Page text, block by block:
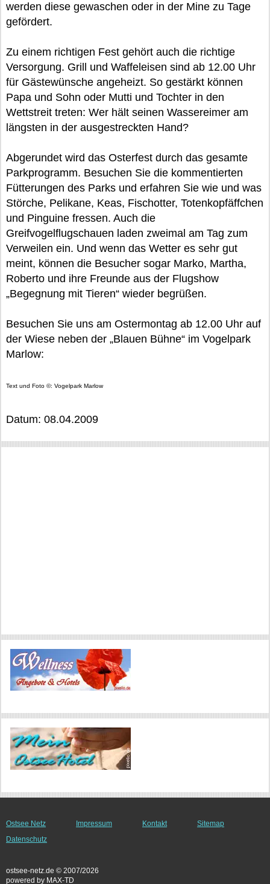
werden diese gewaschen oder in der Mine zu Tage
gefördert.
Zu einem richtigen Fest gehört auch die richtige
Versorgung. Grill und Waffeleisen sind ab 12.00 Uhr
für Gästewünsche angeheizt. So gestärkt können
Papa und Sohn oder Mutti und Tochter in den
Wettstreit treten: Wer hält seinen Wassereimer am
längsten in der ausgestreckten Hand?
Abgerundet wird das Osterfest durch das gesamte
Parkprogramm. Besuchen Sie die kommentierten
Fütterungen des Parks und erfahren Sie wie und was
Störche, Pelikane, Keas, Fischotter, Totenkopfäffchen
und Pinguine fressen. Auch die
Greifvogelflugschauen laden zweimal am Tag zum
Verweilen ein. Und wenn das Wetter es sehr gut
meint, können die Besucher sogar Marko, Martha,
Roberto und ihre Freunde aus der Flugshow
„Begegnung mit Tieren“ wieder begrüßen.
Besuchen Sie uns am Ostermontag ab 12.00 Uhr auf
der Wiese neben der „Blauen Bühne“ im Vogelpark
Marlow:
Text und Foto ©: Vogelpark Marlow
Datum: 08.04.2009
Ostsee Netz Impressum Kontakt
Sitemap
Datenschutz
ostsee-netz.de © 2007/2026
powered by MAX-TD